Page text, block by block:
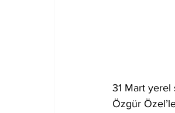
31 Mart yerel
Özgür